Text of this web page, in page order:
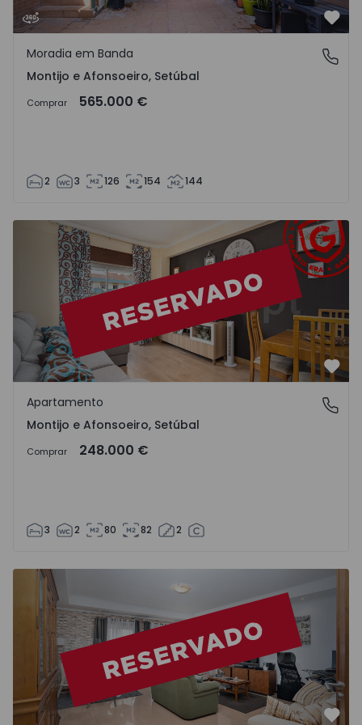
Montijo e Afonsoeiro, Setúbal
Moradia em Banda
Montijo e Afonsoeiro, Setúbal
Comprar 565.000 €
2 3 126 154 144
Apartamento T3 Montijo, Montijo e Afonsoeiro -
Montijo e Afonsoeiro, Setúbal
Apartamento
Montijo e Afonsoeiro, Setúbal
Comprar 248.000 €
3 2 80 82 2
Apartamento T3 Montijo, Montijo e Afonsoeiro -